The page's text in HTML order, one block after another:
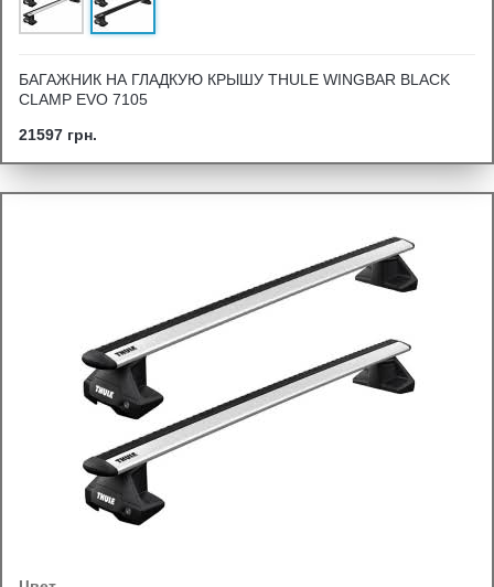
БАГАЖНИК НА ГЛАДКУЮ КРЫШУ THULE WINGBAR BLACK
CLAMP EVO 7105
21597 грн.